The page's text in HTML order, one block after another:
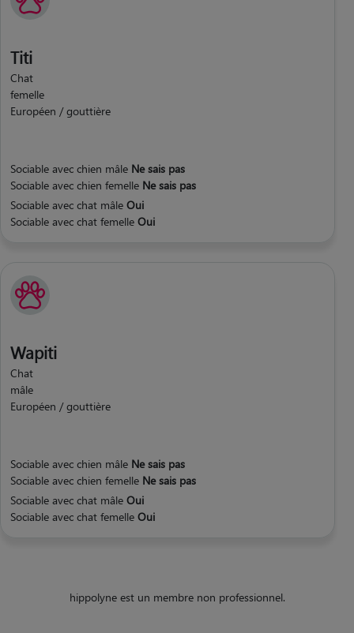
Titi
Chat
femelle
Européen / gouttière
Sociable avec chien mâle Ne sais pas
Sociable avec chien femelle Ne sais pas
Sociable avec chat mâle Oui
Sociable avec chat femelle Oui
Wapiti
Chat
mâle
Européen / gouttière
Sociable avec chien mâle Ne sais pas
Sociable avec chien femelle Ne sais pas
Sociable avec chat mâle Oui
Sociable avec chat femelle Oui
hippolyne est un membre non professionnel.